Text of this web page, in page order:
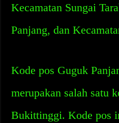
Kecamatan Sungai
Panjang, dan
Kode pos Guguk
merupakan salah satu
Bukittinggi. Kode pos